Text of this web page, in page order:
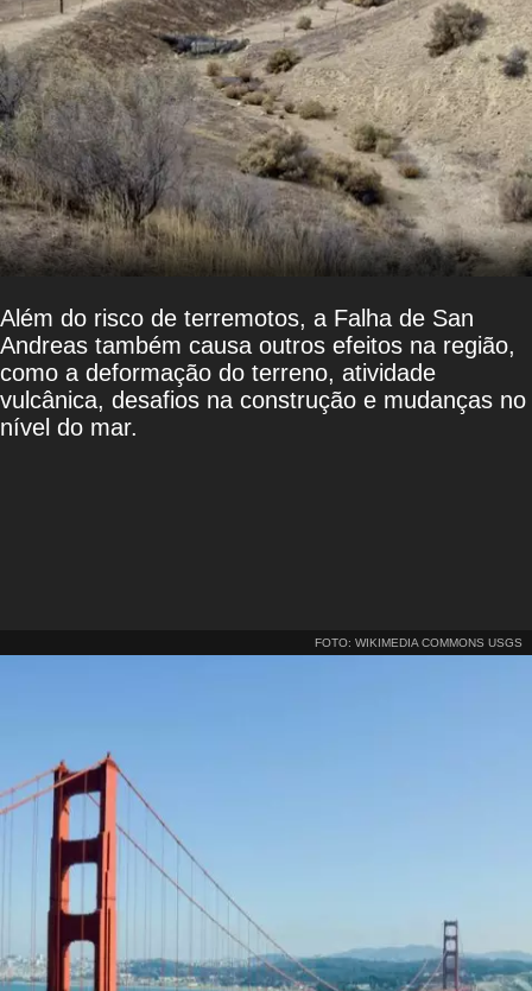
Além do risco de terremotos, a Falha de San
Andreas também causa outros efeitos na região,
como a deformação do terreno, atividade
vulcânica, desafios na construção e mudanças no
nível do mar.
FOTO: WIKIMEDIA COMMONS USGS